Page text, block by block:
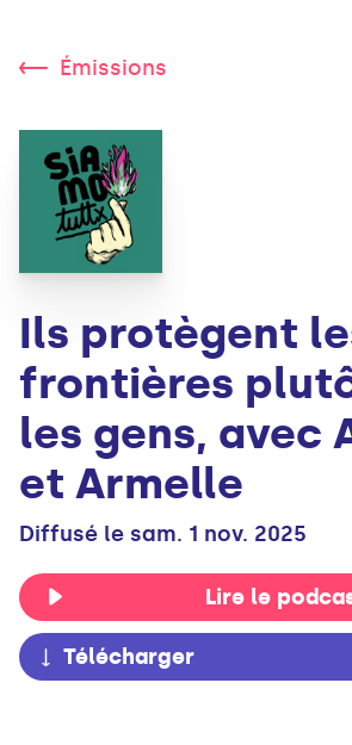
Émissions
Ils protègent
frontières
les gens, avec
et Armelle
Diffusé le sam. 1 nov. 2025
Lire le
Télécharger